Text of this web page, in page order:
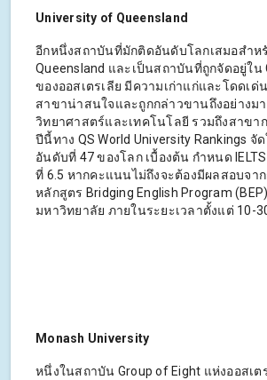
University of Queensland
อีกหนึ่งสถาบันที่มักติดอันดับโลกเสมอสำห
Queensland และเป็นสถาบันที่ถูกจัดอยู่ใน
ของออสเตรเลีย มีความเก่าแก่และโดดเด่
สาขาน่าสนใจและถูกกล่าวขานถึงอย่างม
วิทยาศาสตร์และเทคโนโลยี รวมถึงสาขา
ปีนี้ทาง QS World University Rankings จั
อันดับที่ 47 ของโลก เบื้องต้น กำหนด
ที่ 6.5 หากคะแนนไม่ถึงจะต้องมีผลสอบจา
หลักสูตร Bridging English Program
มหาวิทยาลัย ภายในระยะเวลาตั้งแต่ 10-
Monash University
หนึ่งในสถาบัน Group of Eight แห่งออสเต